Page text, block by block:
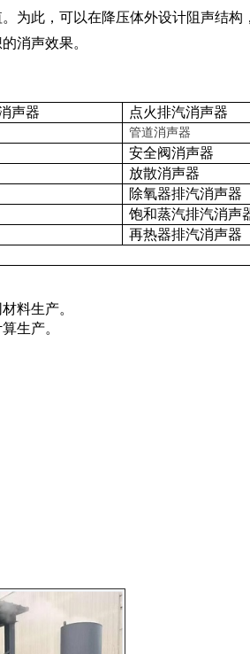
为此，可以在降压体外设计阻声结构
消声效果。
声器
点火排汽消声器
管道消声器
安全阀消声器
放散消声器
除氧器排汽消声器
饱和蒸汽排汽消声
再热器排汽消声器
料生产。
生产。